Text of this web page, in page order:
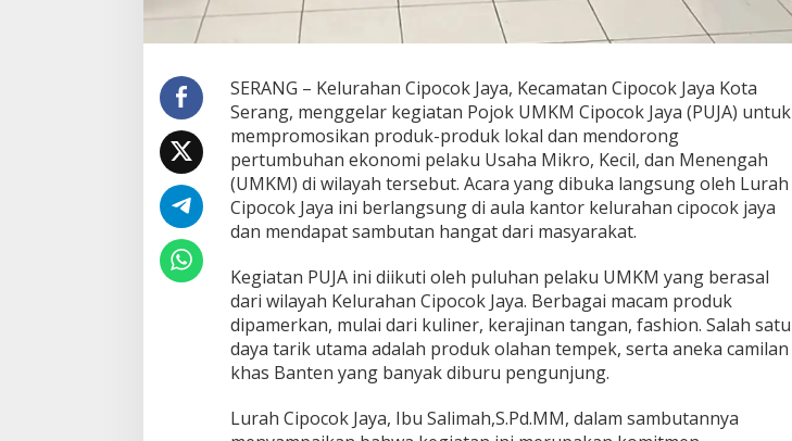
SERANG – Kelurahan Cipocok Jaya, Kecamatan Cipocok Jaya Kota
Serang, menggelar kegiatan Pojok UMKM Cipocok Jaya (PUJA) untuk
mempromosikan produk-produk lokal dan mendorong
pertumbuhan ekonomi pelaku Usaha Mikro, Kecil, dan Menengah
(UMKM) di wilayah tersebut. Acara yang dibuka langsung oleh Lurah
Cipocok Jaya ini berlangsung di aula kantor kelurahan cipocok jaya
dan mendapat sambutan hangat dari masyarakat.
Kegiatan PUJA ini diikuti oleh puluhan pelaku UMKM yang berasal
dari wilayah Kelurahan Cipocok Jaya. Berbagai macam produk
dipamerkan, mulai dari kuliner, kerajinan tangan, fashion. Salah satu
daya tarik utama adalah produk olahan tempek, serta aneka camilan
khas Banten yang banyak diburu pengunjung.
Lurah Cipocok Jaya, Ibu Salimah,S.Pd.MM, dalam sambutannya